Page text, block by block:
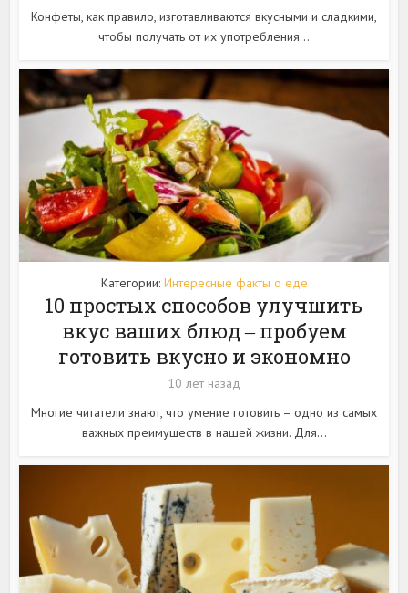
Конфеты, как правило, изготавливаются вкусными и сладкими,
чтобы получать от их употребления...
Категории: Интересные факты о еде
10 простых способов улучшить
вкус ваших блюд ‒ пробуем
готовить вкусно и экономно
10 лет назад
Многие читатели знают, что умение готовить – одно из самых
важных преимуществ в нашей жизни. Для...